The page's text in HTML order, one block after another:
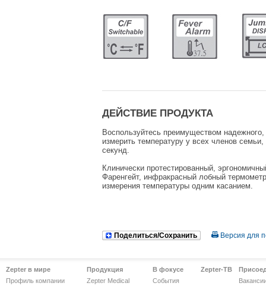
ДЕЙСТВИЕ ПРОДУКТА
Воспользуйтесь преимуществом
измерить температуру у всех членов
секунд.
Клинически протестированный,
Фаренгейт, инфракрасный лобный
измерения температуры одним касанием.
Поделиться/Сохранить Версия для
Zepter в мире
Профиль компании
Продукция
Zepter Medical
В фокусе
События
Zepter-ТВ